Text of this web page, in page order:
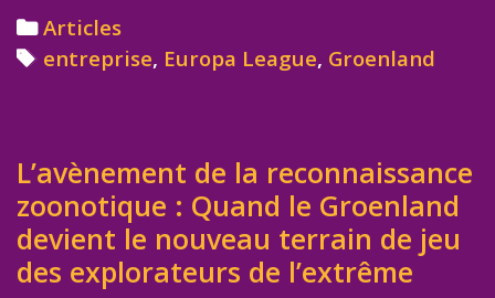
Categories
Articles
Tags
entreprise, Europa League, Groenland
L’avènement de la reconnaissance
zoonotique : Quand le Groenland
devient le nouveau terrain de jeu
des explorateurs de l’extrême